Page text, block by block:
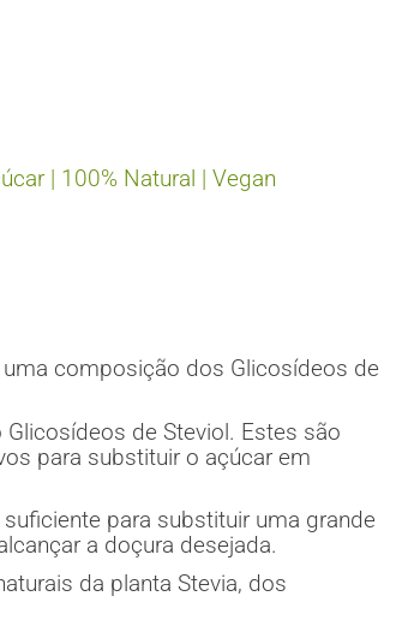
| 100% Natural | Vegan
uma composição dos Glicosídeos de
de Steviol. Estes são
para substituir o açúcar em
para substituir uma grande
a doçura desejada.
da planta Stevia, dos